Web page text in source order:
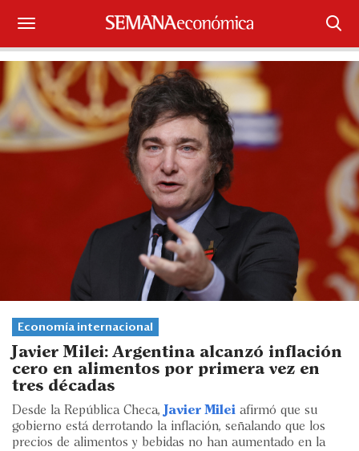
Suscríbase
Iniciar sesión
Portada
¿Qué está pasando?
Sectores y Empresas
Management
Economía y Finanzas
Legal y Política
Eventos
Ranking CEO
Economía internacional
Javier Milei: Argentina alcanzó inflación
cero en alimentos por primera vez en
tres décadas
Desde la República Checa, Javier Milei afirmó que su
gobierno está derrotando la inflación, señalando que los
precios de alimentos y bebidas no han aumentado en la